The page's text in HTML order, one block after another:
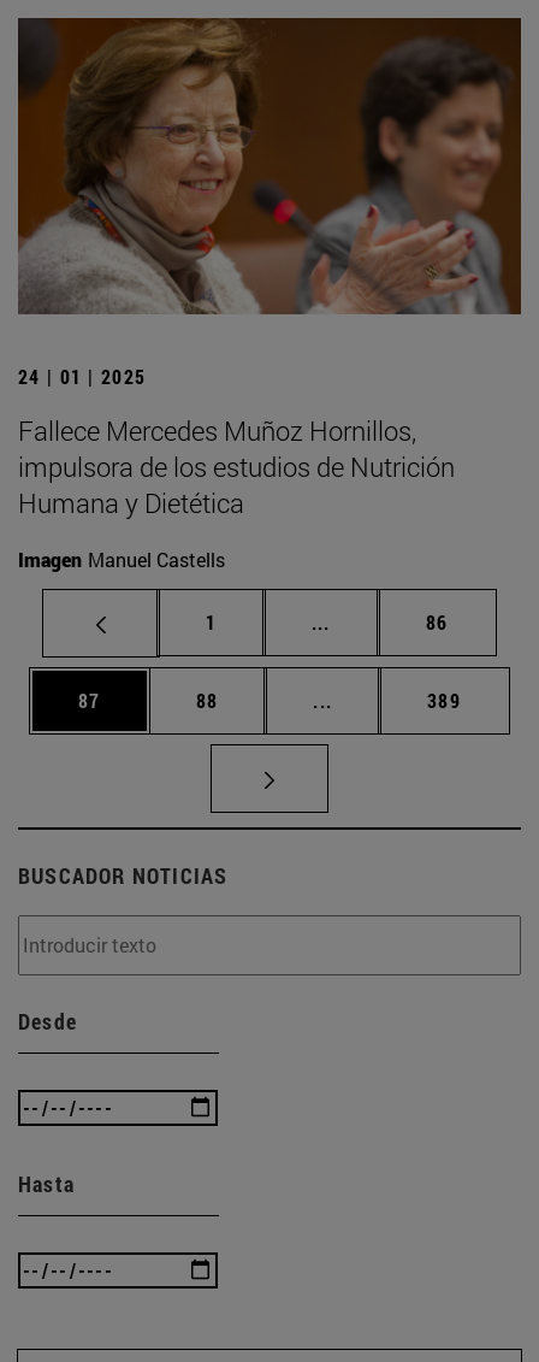
24 | 01 | 2025
Fallece Mercedes Muñoz Hornillos,
impulsora de los estudios de Nutrición
Humana y Dietética
Imagen Manuel Castells
Página
1 ... Páginas intermedias
Página
86
Página
87 Página
88 ... Páginas intermedias
Página
389
BUSCADOR NOTICIAS
Desde
Hasta